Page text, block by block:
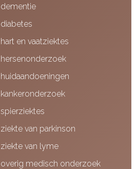
dementie
diabetes
hart en vaatziektes
hersenonderzoek
huidaandoeningen
kankeronderzoek
spierziektes
ziekte van parkinson
ziekte van lyme
overig medisch onderzoek